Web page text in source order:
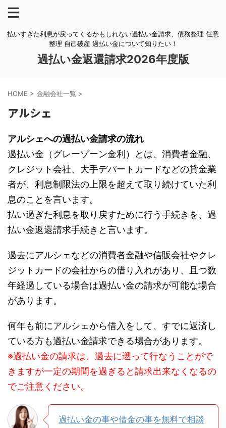
払いすぎた利息が戻ってくるかもしれない過払い金請求、債務整理 任意
整理 自己破産 過払い金について知りたい！
過払い金返還請求2026年度版
HOME > 金融会社一覧 >
アルシェ
アルシェへの過払い金請求の流れ
過払い金（グレーゾーン金利）とは、消費者金融、
クレジット会社、大手デパートカードなどの貸金業
者が、利息制限法の上限を超えて取り続けていた利
息のことを言います。
払い過ぎた利息を取り戻すために行う手続きを、過
払い金返還請求手続きと言います。
過去にアルシェなどの消費者金融や信販会社やクレ
ジットカードの会社からの借り入れがあり、且つ数
年経過している場合は過払い金の請求が可能な場合
があります。
何年も前にアルシェから借入をして、すでに返済し
ている方も過払い金請求できる場合があります。
※過払い金の請求は、過去に遡って行なうことがで
きますが一定の期間を過ぎると請求出来なくなるの
でご注意ください。
過払い金の事や借金の事を無料で相談